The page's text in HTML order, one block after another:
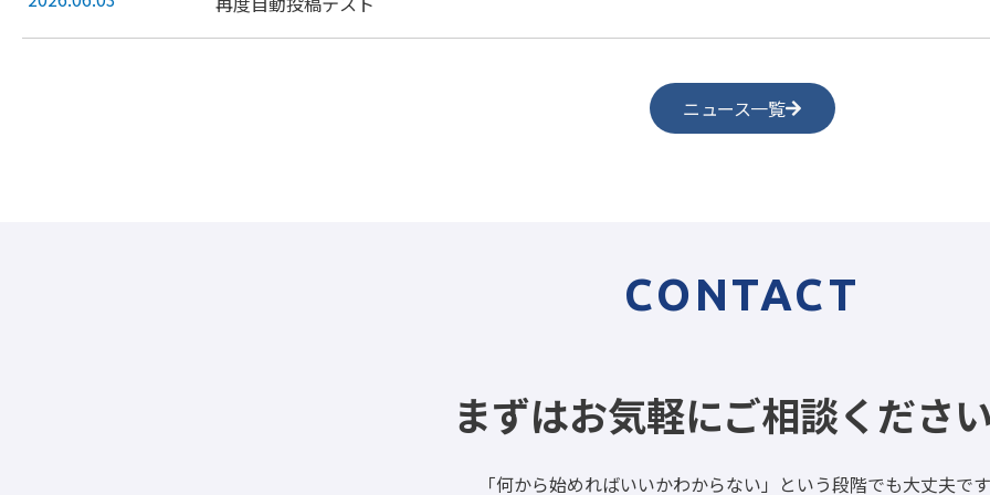
ニュース一覧
CONTACT
まずはお気軽にご相談くださ
「何から始めればいいかわからない」という段階でも大丈夫で